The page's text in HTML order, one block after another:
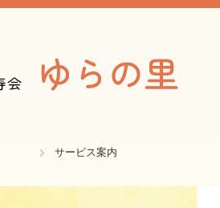
サービス案内
ユニット型 特別養護老人ホーム
従来型 特別養護老人ホーム
デイサービス
ショートステイ
居宅介護支援事業所